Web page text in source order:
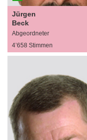
Jürgen
Beck
Abgeordneter
4’658 Stimmen